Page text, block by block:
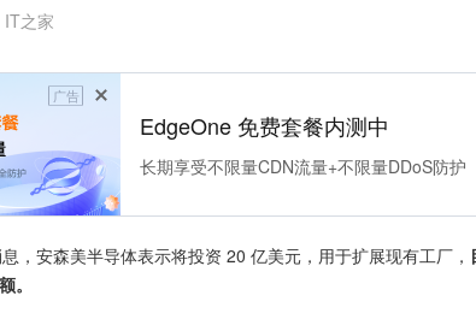
之家
广告
EdgeOne 免费套餐内测中
长期享受不限量CDN流量+不限量DDoS防护
，安森美半导体表示将投资 20 亿美元，用于扩展现有工厂，
。